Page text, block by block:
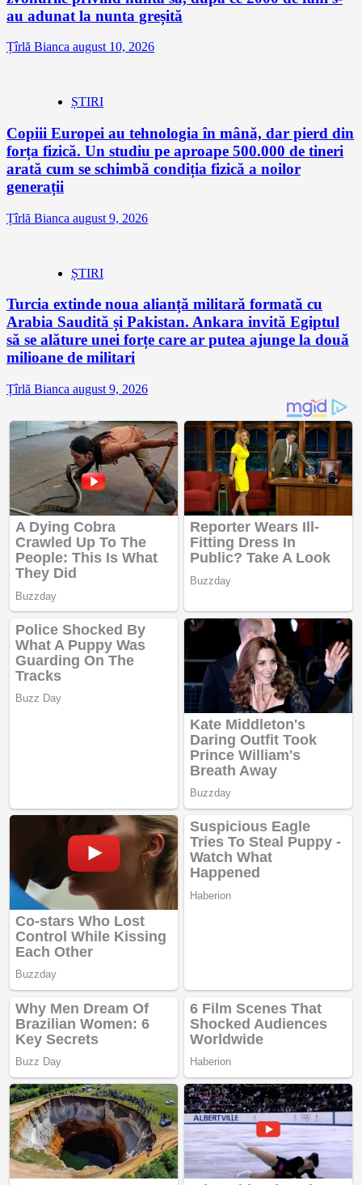
au adunat la nunta greșită
Țîrlă Bianca august 10, 2026
ȘTIRI
Copiii Europei au tehnologia în mână, dar pierd din
forța fizică. Un studiu pe aproape 500.000 de tineri
arată cum se schimbă condiția fizică a noilor
generații
Țîrlă Bianca august 9, 2026
ȘTIRI
Turcia extinde noua alianță militară formată cu
Arabia Saudită și Pakistan. Ankara invită Egiptul
să se alăture unei forțe care ar putea ajunge la două
milioane de militari
Țîrlă Bianca august 9, 2026